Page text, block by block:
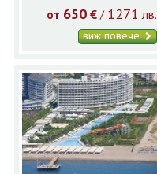
от 650 €/ 1271 лв.
виж повече